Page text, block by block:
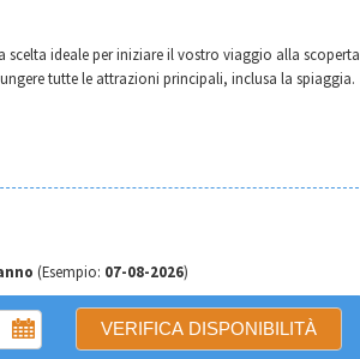
scelta ideale per iniziare il vostro viaggio alla scoperta
tutte le attrazioni principali, inclusa la spiaggia.
(Esempio: 07-08-2026)